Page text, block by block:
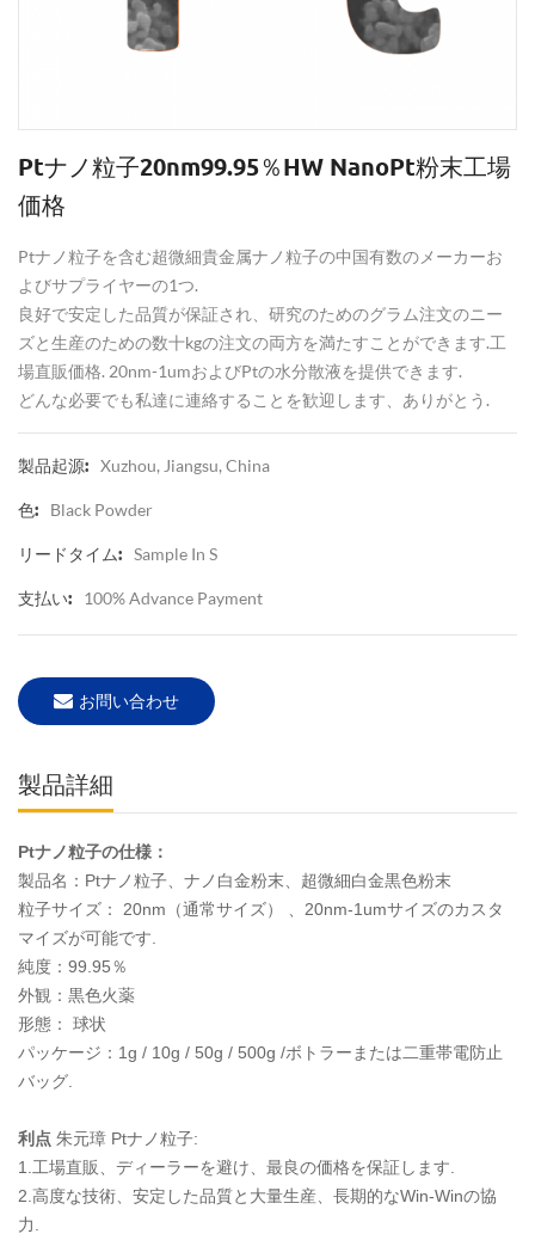
Ptナノ粒子20nm99.95％HW NanoPt粉末工場
価格
Ptナノ粒子を含む超微細貴金属ナノ粒子の中国有数のメーカーお
よびサプライヤーの1つ.
良好で安定した品質が保証され、研究のためのグラム注文のニー
ズと生産のための数十kgの注文の両方を満たすことができます.工
場直販価格. 20nm-1umおよびPtの水分散液を提供できます.
どんな必要でも私達に連絡することを歓迎します、ありがとう.
製品起源: Xuzhou, Jiangsu, China
色: Black Powder
リードタイム: Sample In S
支払い: 100% Advance Payment
お問い合わせ
製品詳細
Ptナノ粒子の仕様：
製品名：Ptナノ粒子、ナノ白金粉末、超微細白金黒色粉末
粒子サイズ：
20nm（通常サイズ）
、20nm-1umサイズのカスタ
マイズが可能です.
純度：99.95％
外観：黒色火薬
形態：
球状
パッケージ：1g / 10g / 50g / 500g /ボトラーまたは二重帯電防止
バッグ.
利点 朱元璋 Ptナノ粒子:
1.工場直販、ディーラーを避け、最良の価格を保証します.
2.高度な技術、安定した品質と大量生産、長期的なWin-Winの協
力.